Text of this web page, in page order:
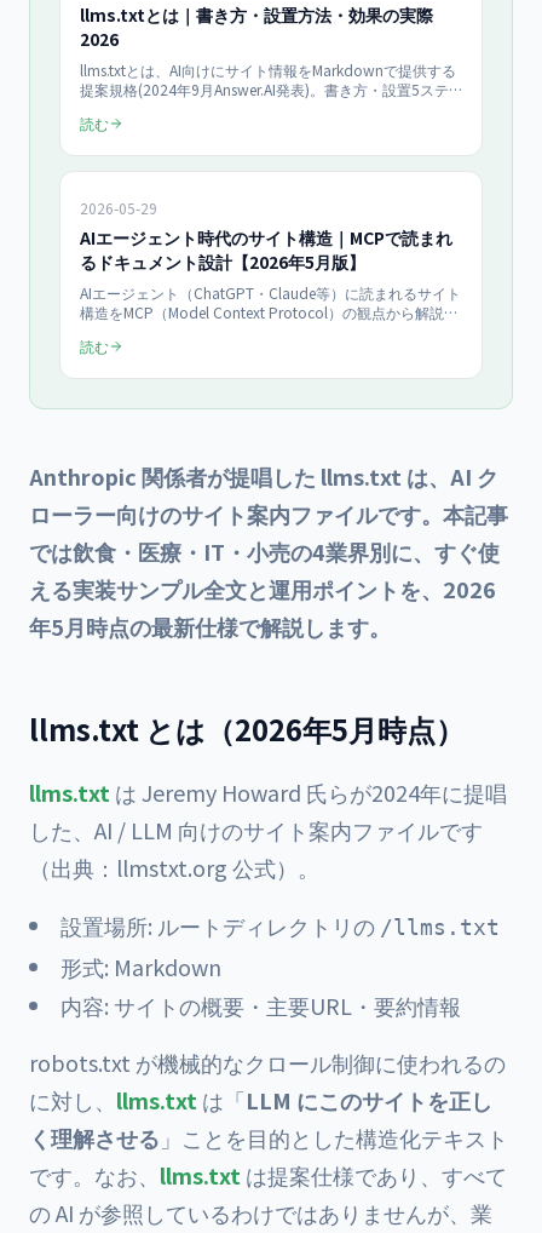
llms.txtとは｜書き方・設置方法・効果の実際
2026
llms.txtとは、AI向けにサイト情報をMarkdownで提供する
提案規格(2024年9月Answer.AI発表)。書き方・設置5ステ
0.1%しか取得されない」(OtterlyAI 2025年調査)という効
読む
2026-05-29
AIエージェント時代のサイト構造｜MCPで読まれ
るドキュメント設計【2026年5月版】
AIエージェント（ChatGPT・Claude等）に読まれるサイト
構造をMCP（Model Context Protocol）の観点から解説。
最新で網羅し、企業が今すべき準備を提示。
読む
Anthropic 関係者が提唱した llms.txt は、AI ク
ローラー向けのサイト案内ファイルです。本記事
では飲食・医療・IT・小売の4業界別に、すぐ使
える実装サンプル全文と運用ポイントを、2026
年5月時点の最新仕様で解説します。
llms.txt とは（2026年5月時点）
llms.txt は Jeremy Howard 氏らが2024年に提唱
した、AI / LLM 向けのサイト案内ファイルです
（出典：llmstxt.org 公式）。
設置場所: ルートディレクトリの /llms.txt
形式: Markdown
内容: サイトの概要・主要URL・要約情報
robots.txt が機械的なクロール制御に使われるの
に対し、 llms.txt は「LLM にこのサイトを正し
く理解させる 」ことを目的とした構造化テキスト
です。なお、 llms.txt は提案仕様であり、すべて
の AI が参照しているわけではありませんが、業